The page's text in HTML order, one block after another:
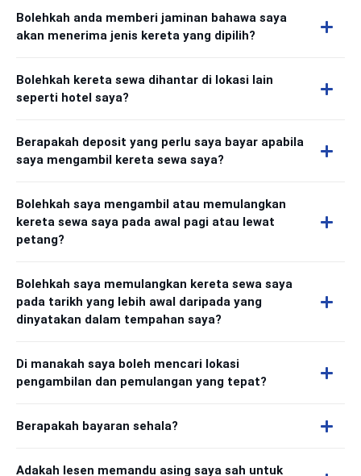
Bolehkah anda memberi jaminan bahawa saya
akan menerima jenis kereta yang dipilih?
Bolehkah kereta sewa dihantar di lokasi lain
seperti hotel saya?
Berapakah deposit yang perlu saya bayar apabila
saya mengambil kereta sewa saya?
Bolehkah saya mengambil atau memulangkan
kereta sewa saya pada awal pagi atau lewat
petang?
Bolehkah saya memulangkan kereta sewa saya
pada tarikh yang lebih awal daripada yang
dinyatakan dalam tempahan saya?
Di manakah saya boleh mencari lokasi
pengambilan dan pemulangan yang tepat?
Berapakah bayaran sehala?
Adakah lesen memandu asing saya sah untuk